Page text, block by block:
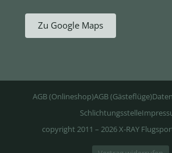
Zu Google Maps
AGB (Onlineshop)AGB (Gästeflüge)
Schlichtungsstelle
copyright 2011 – 2026 X-RAY